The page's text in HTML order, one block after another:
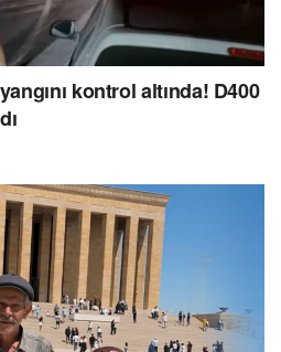
kontrol altında! D400